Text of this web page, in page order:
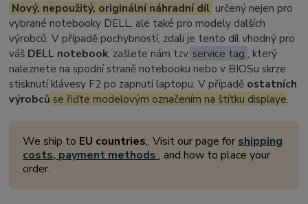
Nový, nepoužitý, originální náhradní díl určený nejen pro
vybrané notebooky DELL, ale také pro modely dalších
výrobců. V případě pochybností, zdali je tento díl vhodný pro
váš DELL notebook, zašlete nám tzv. service tag , který
naleznete na spodní straně notebooku nebo v BIOSu skrze
stisknutí klávesy F2 po zapnutí laptopu. V případě ostatních
výrobců se řiďte modelovým označením na štítku displaye.
We ship to EU countries,. Visit our page for shipping
costs, payment methods, and how to place your
order.